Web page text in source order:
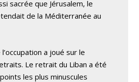
sacrée que Jérusalem, le
de la Méditerranée au
a joué sur le
Le retrait du Liban a été
les plus minuscules